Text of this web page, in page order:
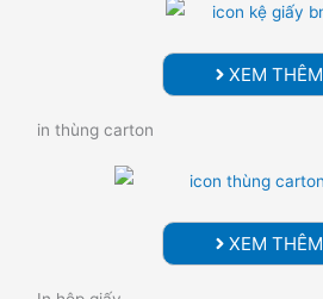
XEM THÊM
in thùng carton
XEM THÊM